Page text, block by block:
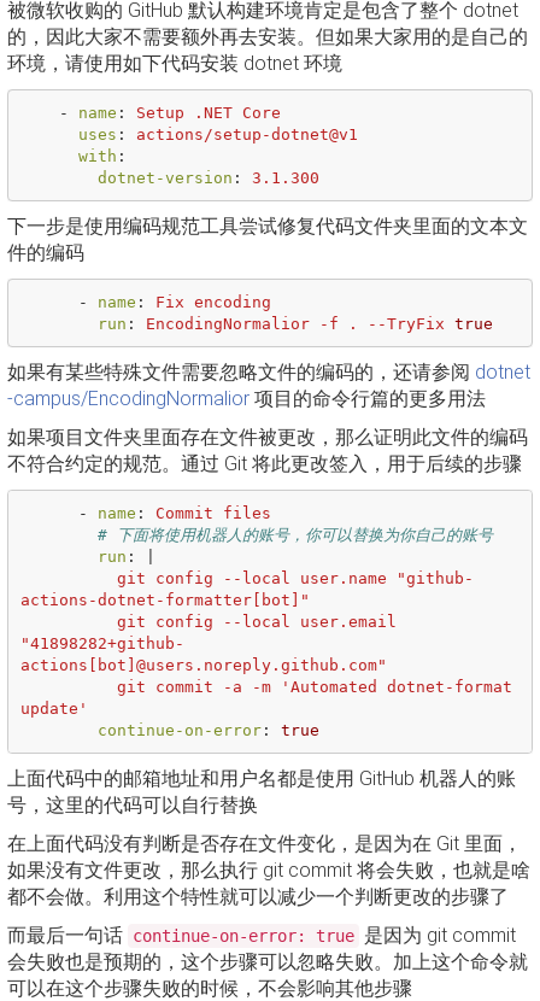
被微软收购的 GitHub 默认构建环境肯定是包含了整个 dotnet
的，因此大家不需要额外再去安装。但如果大家用的是自己的
环境，请使用如下代码安装 dotnet 环境
- name :
Setup .NET Core
uses :
actions/setup-dotnet@v1
with :
dotnet-version : 3.1.300
下一步是使用编码规范工具尝试修复代码文件夹里面的文本文
件的编码
- name :
Fix encoding
run : EncodingNormalior -f . --TryFix true
如果有某些特殊文件需要忽略文件的编码的，还请参阅 dotnet
-campus/EncodingNormalior 项目的命令行篇的更多用法
如果项目文件夹里面存在文件被更改，那么证明此文件的编码
不符合约定的规范。通过 Git 将此更改签入，用于后续的步骤
- name :
Commit files
# 下面将使用机器人的账号，你可以替换为你自己的账号
run :
git config --local user.name "github-
actions-dotnet-formatter[bot]"
git config --local user.email
"41898282+github-
actions[bot]@users.noreply.github.com"
git commit -a -m 'Automated dotnet-format
update'
continue-on-error: true
上面代码中的邮箱地址和用户名都是使用 GitHub 机器人的账
号，这里的代码可以自行替换
在上面代码没有判断是否存在文件变化，是因为在 Git 里面，
如果没有文件更改，那么执行 git commit 将会失败，也就是啥
都不会做。利用这个特性就可以减少一个判断更改的步骤了
而最后一句话 continue-on-error: true 是因为 git commit
会失败也是预期的，这个步骤可以忽略失败。加上这个命令就
可以在这个步骤失败的时候，不会影响其他步骤